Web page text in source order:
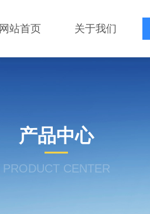
网站首页 关于我们
产品中心
PRODUCT CENTER